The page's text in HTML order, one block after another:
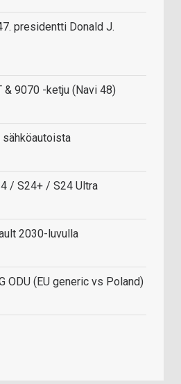
presidentti Donald J.
& 9070 -ketju (Navi 48)
/ S24+ / S24 Ultra
2030-luvulla
ODU (EU generic vs Poland)